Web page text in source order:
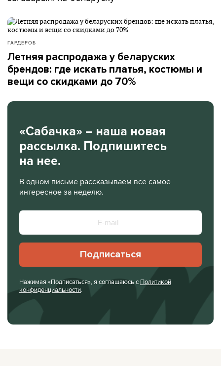
ГАРДЕРОБ
Летняя распродажа у беларуских
брендов: где искать платья, костюмы и
вещи со скидками до 70%
«Сабачка» – наша новая
рассылка. Подпишитесь
на нее.
В одном письме рассказываем все самое
интересное за неделю.
Подписаться
Нажимая «Подписаться», я соглашаюсь с Политикой
конфиденциальности.